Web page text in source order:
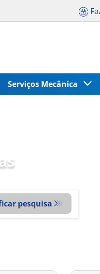
Serviços Mecânica
pesquisa